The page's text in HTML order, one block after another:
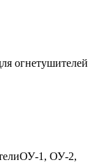
огнетушителей
ОУ-1, ОУ-2,